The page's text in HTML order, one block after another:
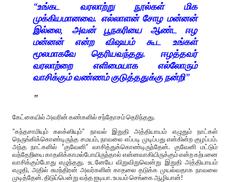
“உங்கட வரலாற்று நூல்கள் மிக
முக்கியமானவை. எல்லாளன் சோழ மன்னன்
இல்லை, அவன் பூநகரியை ஆண்ட ஈழ
மன்னன் என்ற விஷயம் கூட உங்கள்
மூலமாகவே தெரியவந்தது. ஈழத்தவர்
வரலாற்றை எளிமையாக எல்லோரும்
வாசிக்கும் வண்ணம் குடுத்ததுக்கு நன்றி”
கேட்கையில் அவரின் கண்களில் சந்தோசம் தெரிந்தது.
“கந்தசாமியும் கலக்ஸியும்” நாவல் இறுதி அத்தியாயம் எழுதும் நாட்கள்
நெருங்கிக்கொண்டிருந்த சமயம், நாவலை எப்படி முடிப்பது என்கின்ற குழப்பம்.
அந்த நாட்களில் “குவேனி” வாசித்துக்கொண்டிருந்தேன். குவேனி மட்டும்
வந்தேறியை காதலிக்காமல்போயிருந்தால் என்னவாகியிருக்கும் என்ற கற்பனை
வாசிக்கும்போது எழுந்தது. உடனேயே விறுவிறுவென்று இறுதி அத்தியாயம்
எழுதி, அதில் சுமந்திரன் அவர்களின் காதலை தடுக்க முயல்வதாக நாவலை
முடித்தேன். திடுப்பென்று வந்த ஐடியா. உபயம் செங்கை ஆழியான்!